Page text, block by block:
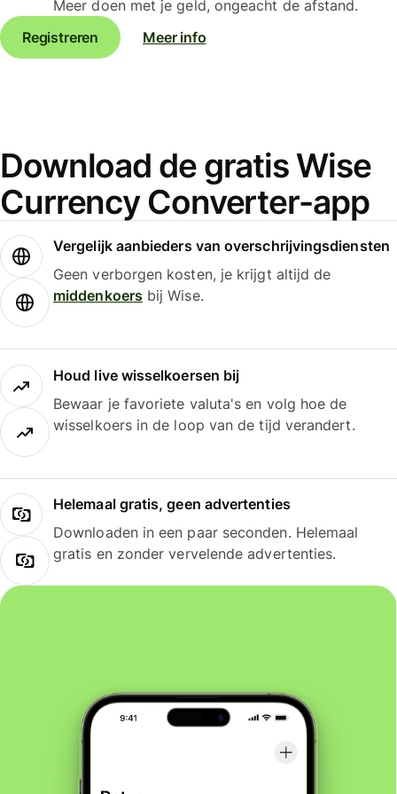
Meer doen met je geld, ongeacht de afstand.
Registreren
Meer info
Download de gratis Wise
Currency Converter-app
Vergelijk aanbieders van overschrijvingsdiensten
Geen verborgen kosten, je krijgt altijd de
middenkoersbij Wise.
Houd live wisselkoersen bij
Bewaar je favoriete valuta's en volg hoe de
wisselkoers in de loop van de tijd verandert.
Helemaal gratis, geen advertenties
Downloaden in een paar seconden. Helemaal
gratis en zonder vervelende advertenties.